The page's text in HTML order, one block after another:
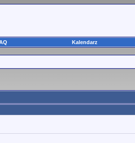
Kalendarz